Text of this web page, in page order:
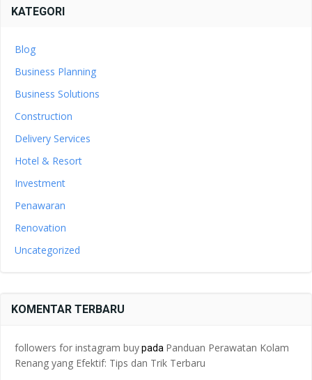
KATEGORI
Blog
Business Planning
Business Solutions
Construction
Delivery Services
Hotel & Resort
Investment
Penawaran
Renovation
Uncategorized
KOMENTAR TERBARU
followers for instagram buypada Panduan Perawatan Kolam
Renang yang Efektif: Tips dan Trik Terbaru